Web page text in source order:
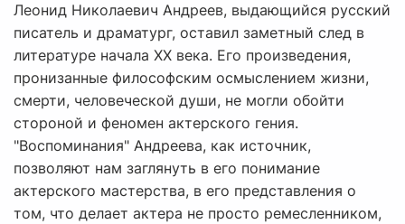
Леонид Николаевич Андреев, выдающийся русский
писатель и драматург, оставил заметный след в
литературе начала XX века. Его произведения,
пронизанные философским осмыслением жизни,
смерти, человеческой души, не могли обойти
стороной и феномен актерского гения.
"Воспоминания" Андреева, как источник,
позволяют нам заглянуть в его понимание
актерского мастерства, в его представления о
том, что делает актера не просто ремесленником,